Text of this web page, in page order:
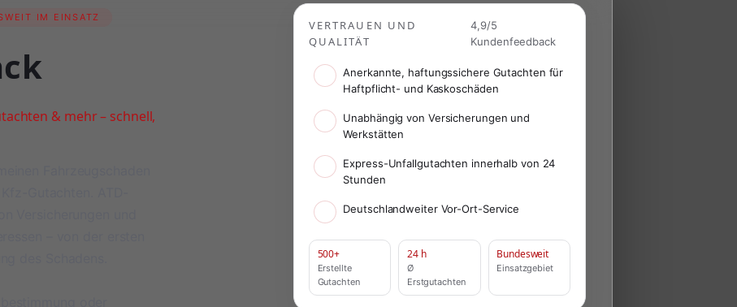
IM EINSATZ
& mehr – schnell,
VERTRAUEN UND
QUALITÄT
4,9/5
Kundenfeedback
Anerkannte, haftungssichere Gutachten für
Haftpflicht- und Kaskoschäden
Unabhängig von Versicherungen und
Werkstätten
Express-Unfallgutachten innerhalb von 24
Stunden
Deutschlandweiter Vor-Ort-Service
500+
Erstellte
Gutachten
24 h
Ø
Erstgutachten
Bundesweit
Einsatzgebiet